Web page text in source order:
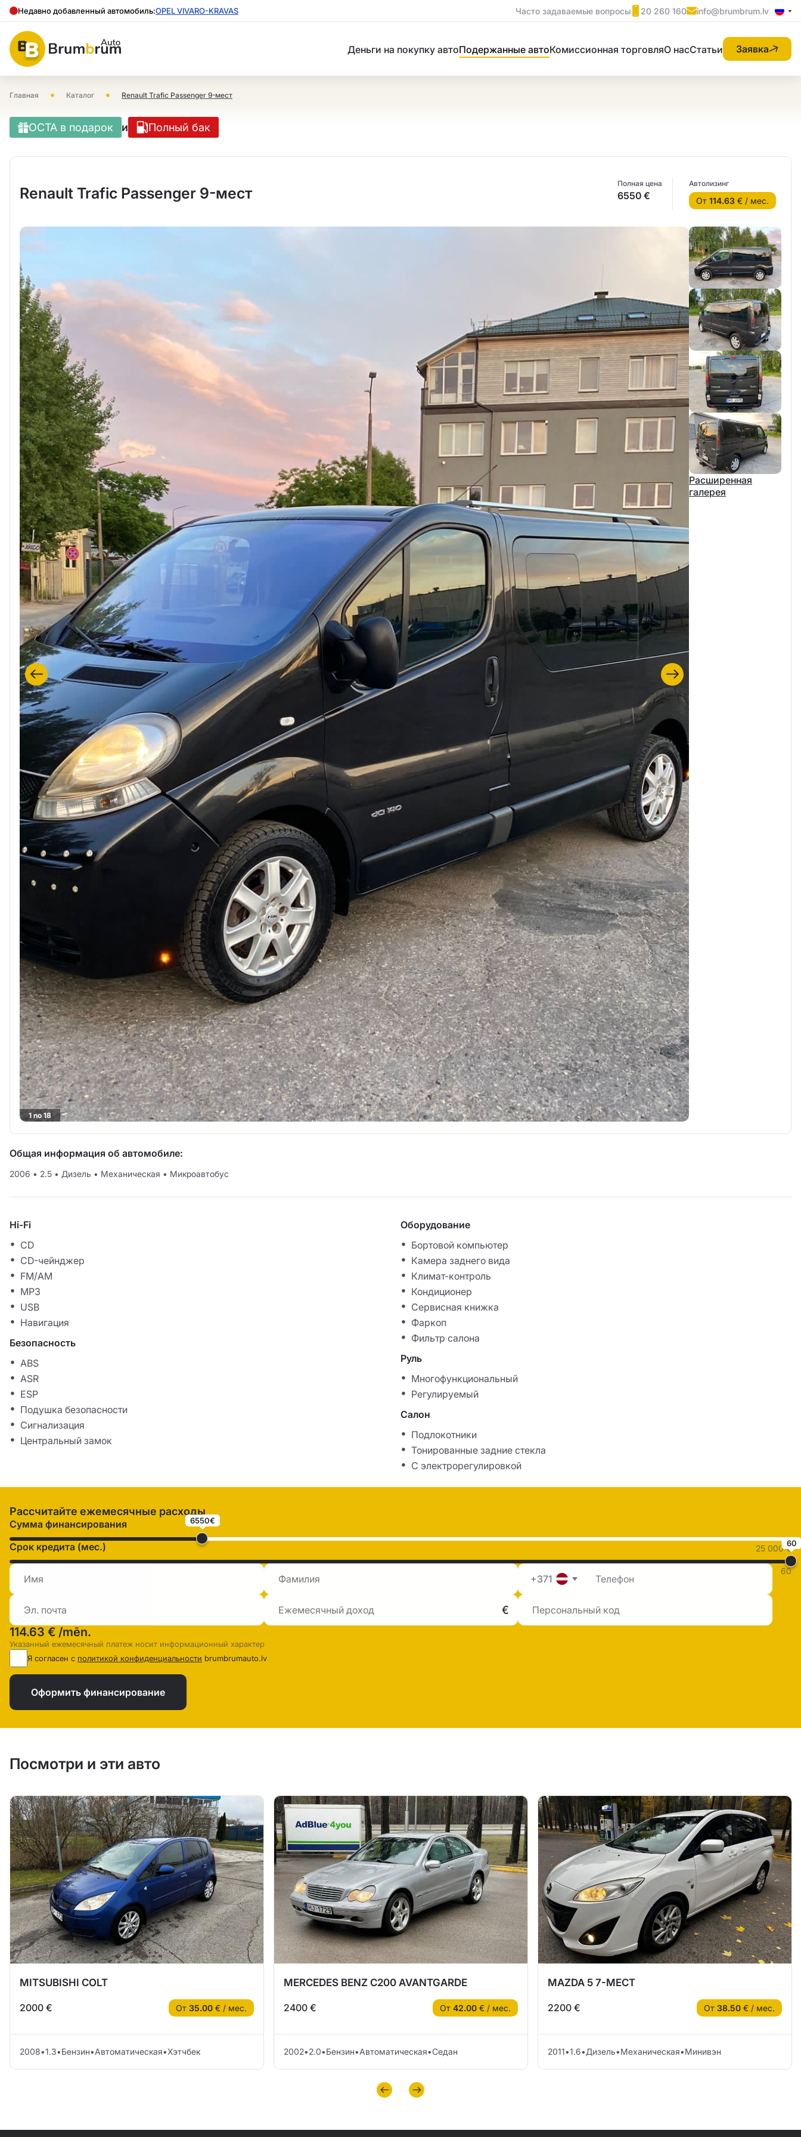
Недавно добавленный автомобиль:OPEL VIVARO-KRAVAS Часто задаваемые вопросы 20 260 160 info@brumbrum.lv
Деньги на покупку автоПодержанные автоКомиссионная торговляО насСтатьи Заявка
Главная • Каталог • Renault Trafic Passenger 9-мест
OCTA в подарок и Полный бак
Renault Trafic Passenger 9-мест
Полная цена
6550 €
Автолизинг
От 114.63 € / мес.
1 no 18
Расширенная
галерея
Общая информация об автомобиле:
2006 • 2.5 • Дизель • Механическая • Микроавтобус
Hi-Fi
CD
CD-чейнджер
FM/AM
MP3
USB
Навигация
Безопасность
ABS
ASR
ESP
Подушка безопасности
Сигнализация
Центральный замок
Оборудование
Бортовой компьютер
Камера заднего вида
Климат-контроль
Кондиционер
Сервисная книжка
Фаркоп
Фильтр салона
Руль
Многофункциональный
Регулируемый
Салон
Подлокотники
Тонированные задние стекла
С электрорегулировкой
Рассчитайте ежемесячные расходы
Сумма финансирования 6550€
25 000 €
Срок кредита (мес.) 60
60
+371
114.63 € /mēn.
Указанный ежемесячный платеж носит информационный характер
Я согласен с политикой конфиденциальности brumbrumauto.lv
Оформить финансирование
Посмотри и эти авто
MITSUBISHI COLT
2000 € От 35.00 € / мес.
2008•1.3•Бензин•Автоматическая•Хэтчбек
MERCEDES BENZ C200 AVANTGARDE
2400 € От 42.00 € / мес.
2002•2.0•Бензин•Автоматическая•Седан
MAZDA 5 7-МЕСТ
2200 € От 38.50 € / мес.
2011•1.6•Дизель•Механическая•Минивэн